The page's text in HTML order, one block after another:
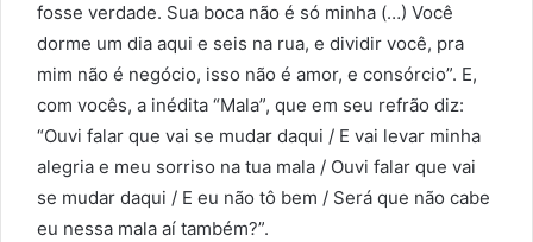
fosse verdade. Sua boca não é só minha (…) Você
dorme um dia aqui e seis na rua, e dividir você, pra
mim não é negócio, isso não é amor, e consórcio”. E,
com vocês, a inédita “Mala”, que em seu refrão diz:
“Ouvi falar que vai se mudar daqui / E vai levar minha
alegria e meu sorriso na tua mala / Ouvi falar que vai
se mudar daqui / E eu não tô bem / Será que não cabe
eu nessa mala aí também?”.